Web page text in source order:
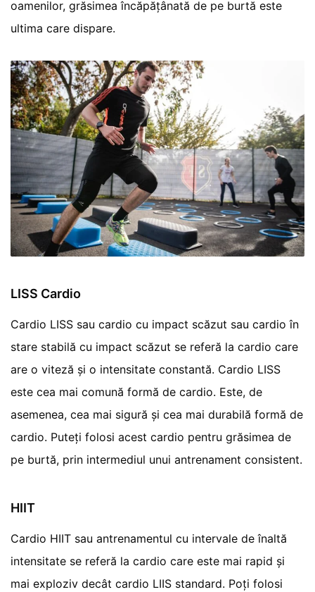
oamenilor, grăsimea încăpățânată de pe burtă este
ultima care dispare.
LISS Cardio
Cardio LISS sau cardio cu impact scăzut sau cardio în
stare stabilă cu impact scăzut se referă la cardio care
are o viteză și o intensitate constantă. Cardio LISS
este cea mai comună formă de cardio. Este, de
asemenea, cea mai sigură și cea mai durabilă formă de
cardio. Puteți folosi acest cardio pentru grăsimea de
pe burtă, prin intermediul unui antrenament consistent.
HIIT
Cardio HIIT sau antrenamentul cu intervale de înaltă
intensitate se referă la cardio care este mai rapid și
mai exploziv decât cardio LIIS standard. Poți folosi